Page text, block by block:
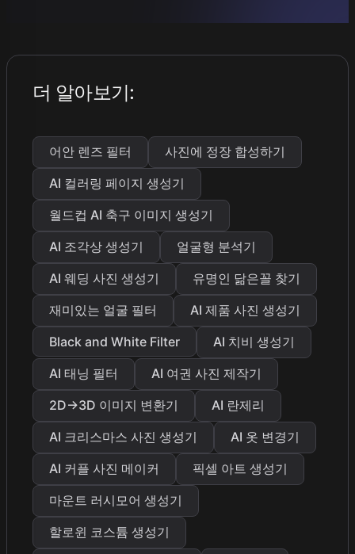
더 알아보기:
어안 렌즈 필터
사진에 정장 합성하기
AI 컬러링 페이지 생성기
월드컵 AI 축구 이미지 생성기
AI 조각상 생성기
얼굴형 분석기
AI 웨딩 사진 생성기
유명인 닮은꼴 찾기
재미있는 얼굴 필터
AI 제품 사진 생성기
Black and White Filter
AI 치비 생성기
AI 태닝 필터
AI 여권 사진 제작기
2D→3D 이미지 변환기
AI 란제리
AI 크리스마스 사진 생성기
AI 옷 변경기
AI 커플 사진 메이커
픽셀 아트 생성기
마운트 러시모어 생성기
할로윈 코스튬 생성기